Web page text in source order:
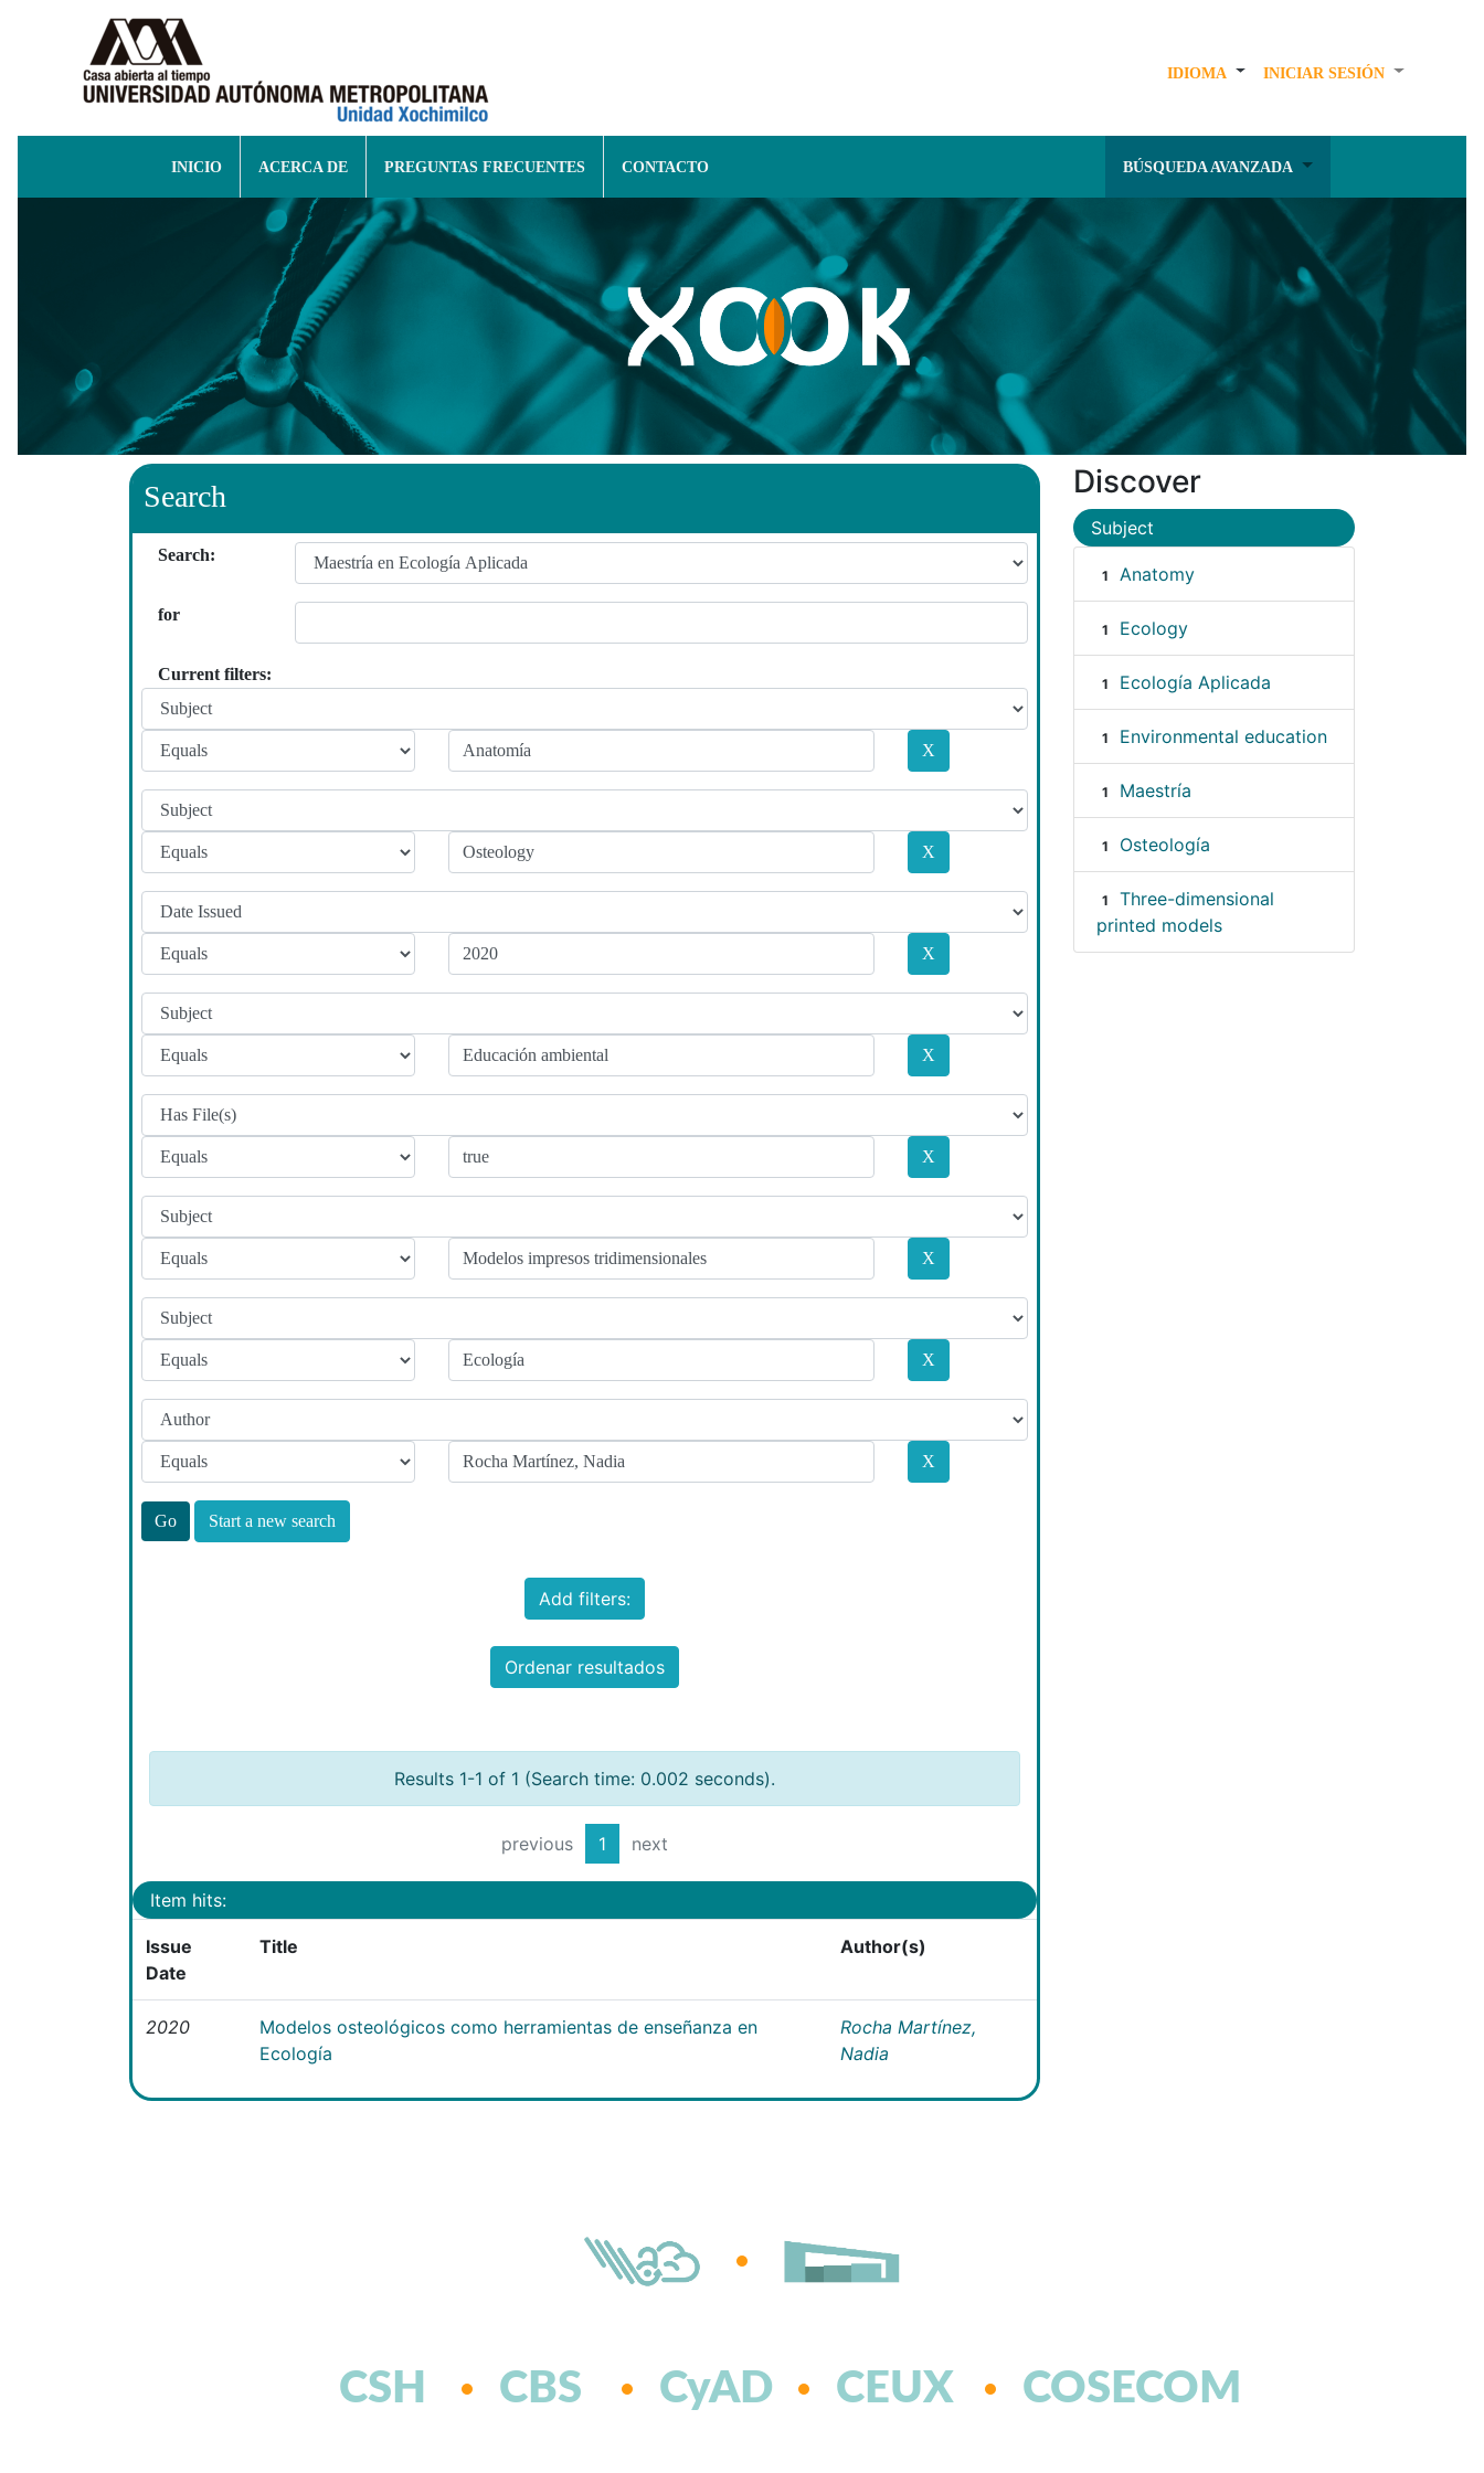
IDIOMA INICIAR SESIÓN
INICIO ACERCA DE PREGUNTAS FRECUENTES CONTACTO BÚSQUEDA AVANZADA
Search
Search:
for
Current filters:
Start a new search
Add filters:
Ordenar resultados
Results 1-1 of 1 (Search time: 0.002 seconds).
previous 1 next
Item hits:
Issue
Date
Title Author(s)
2020
Modelos osteológicos como herramientas de enseñanza en
Ecología
Rocha Martínez,
Nadia
Discover
Subject
1 Anatomy
1 Ecology
1 Ecología Aplicada
1 Environmental education
1 Maestría
1 Osteología
1
Three-dimensional
printed models
CSH CBS CyAD CEUX COSECOM